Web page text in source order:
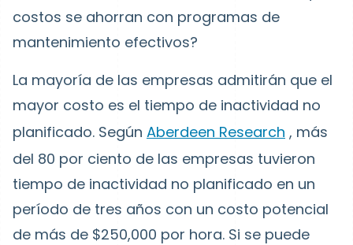
costos se ahorran con programas de
mantenimiento efectivos?
La mayoría de las empresas admitirán que el
mayor costo es el tiempo de inactividad no
planificado. Según Aberdeen Research , más
del 80 por ciento de las empresas tuvieron
tiempo de inactividad no planificado en un
período de tres años con un costo potencial
de más de $250,000 por hora. Si se puede